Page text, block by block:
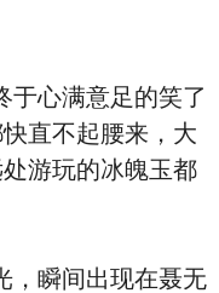
心满意足的笑了
直不起腰来，大
游玩的冰魄玉都
瞬间出现在聂无